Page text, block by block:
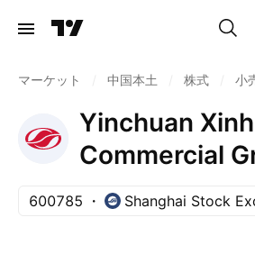
マーケット 中国本土 株式 小
Yinchuan
Commercial
Ltd. Class A
600785 Shanghai Stock